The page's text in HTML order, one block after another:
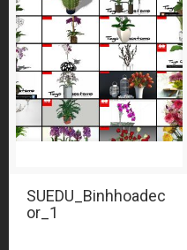
SUEDU_Binhhoadec
or_1